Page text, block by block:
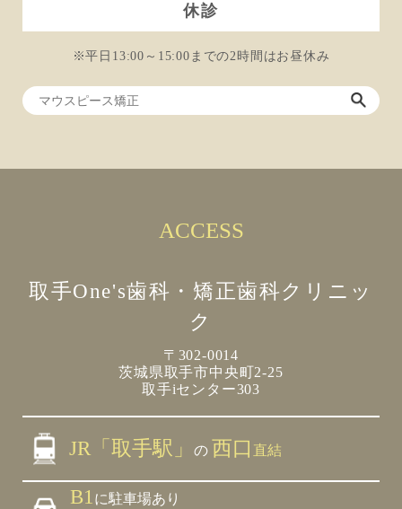
休診
※平日13:00～15:00までの2時間はお昼休み
ACCESS
取手One's歯科・矯正歯科クリニッ
ク
〒302-0014
茨城県取手市中央町2-25
取手iセンター303
JR「取手駅」 の 西口 直結
B1 に駐車場あり